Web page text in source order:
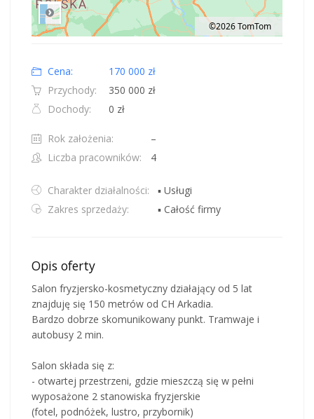
Road
©2026 TomTom
Cena:
170 000 zł
Przychody:
350 000 zł
Dochody:
0 zł
Rok założenia:
–
Liczba pracowników:
4
Charakter działalności:
▪ Usługi
Zakres sprzedaży:
▪ Całość firmy
Opis oferty
Salon fryzjersko-kosmetyczny działający od 5 lat
znajduję się 150 metrów od CH Arkadia.
Bardzo dobrze skomunikowany punkt. Tramwaje i
autobusy 2 min.
Salon składa się z:
- otwartej przestrzeni, gdzie mieszczą się w pełni
wyposażone 2 stanowiska fryzjerskie
(fotel, podnóżek, lustro, przybornik)